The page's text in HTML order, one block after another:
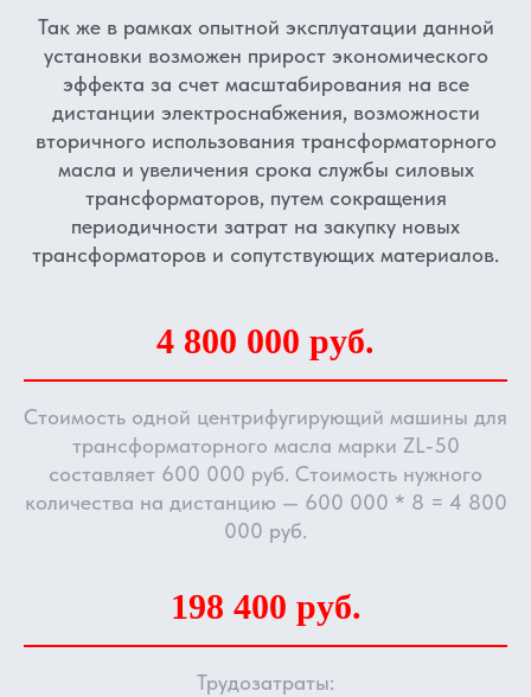
Так же в рамках опытной эксплуатации данной
установки возможен прирост экономического
эффекта за счет масштабирования на все
дистанции электроснабжения, возможности
вторичного использования трансформаторного
масла и увеличения срока службы силовых
трансформаторов, путем сокращения
периодичности затрат на закупку новых
трансформаторов и сопутствующих материалов.
4 800 000 руб.
Стоимость одной центрифугирующий машины для
трансформаторного масла марки ZL-50
составляет 600 000 руб. Стоимость нужного
количества на дистанцию — 600 000 * 8 = 4 800
000 руб.
198 400 руб.
Трудозатраты: